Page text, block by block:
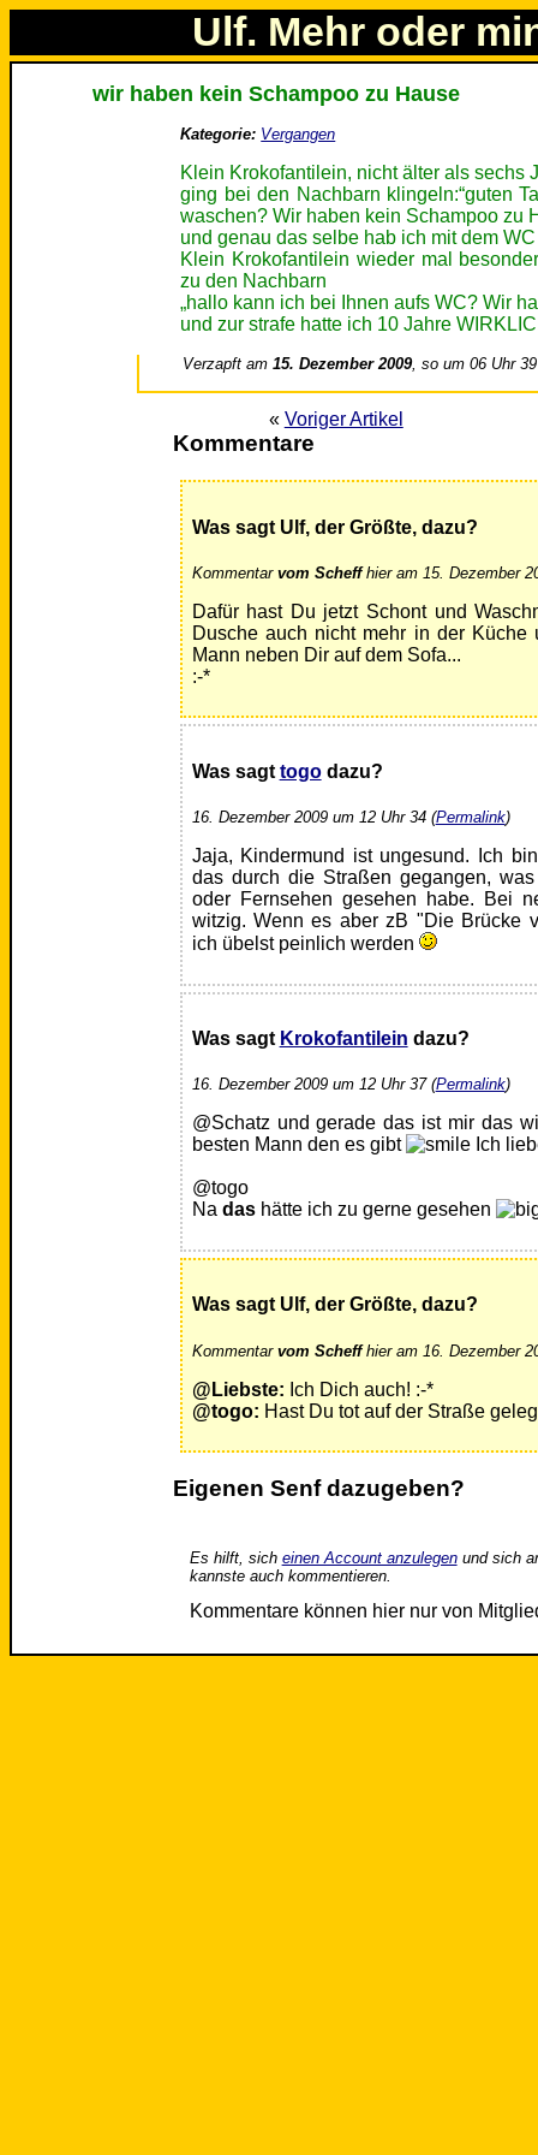
Ulf. Mehr oder
wir haben kein Schampoo zu Hause
Kategorie: Vergangen
Klein Krokofantilein, nicht älter als sechs
ging bei den Nachbarn klingeln:“guten
waschen? Wir haben kein Schampoo zu
und genau das selbe hab ich mit dem
Klein Krokofantilein wieder mal
zu den Nachbarn
„hallo kann ich bei Ihnen aufs WC? Wir
und zur strafe hatte ich 10 Jahre
Verzapft am15. Dezember 2009, so um 06 Uhr 39
« Voriger Artikel
Kommentare
Was sagt Ulf, der Größte, dazu?
Kommentar vom Scheffhier am 15. Dezember
Dafür hast Du jetzt Schont und
Dusche auch nicht mehr in der Küche
Mann neben Dir auf dem Sofa...
:-*
Was sagt togodazu?
16. Dezember 2009 um 12 Uhr 34 (Permalink)
Jaja, Kindermund ist ungesund. Ich
das durch die Straßen gegangen,
oder Fernsehen gesehen habe. Bei
witzig. Wenn es aber zB "Die Brücke
ich übelst peinlich werden
Was sagt Krokofantilein dazu?
16. Dezember 2009 um 12 Uhr 37 (Permalink)
@Schatz und gerade das ist mir das
besten Mann den es gibt
Ich
@togo
Na dashätte ich zu gerne gesehen
Was sagt Ulf, der Größte, dazu?
Kommentar vom Scheffhier am 16. Dezember
@Liebste: Ich Dich auch! :-*
@togo: Hast Du tot auf der Straße
Eigenen Senf dazugeben?
Es hilft, sich einen Account anzulegenund sich
kannste auch kommentieren.
Kommentare können hier nur von